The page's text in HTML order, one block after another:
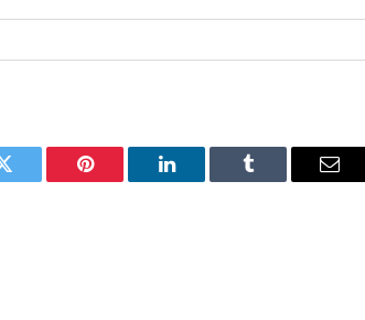
Twitter Pinterest LinkedIn Tumblr
E-